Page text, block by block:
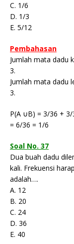
C. 1/6
D. 1/3
E. 5/12
Pembahasan
Jumlah mata dadu
3.
Jumlah mata dadu
3.
P(A ∪B) = 3/36 + 3/
= 6/36 = 1/6
Soal No. 37
Dua buah dadu
kali. Frekuensi
adalah….
A. 12
B. 20
C. 24
D. 36
E. 40